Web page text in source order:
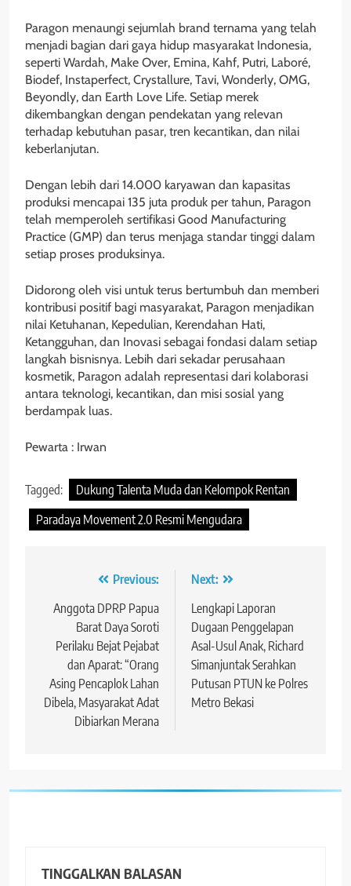
Paragon menaungi sejumlah brand ternama yang telah
menjadi bagian dari gaya hidup masyarakat Indonesia,
seperti Wardah, Make Over, Emina, Kahf, Putri, Laboré,
Biodef, Instaperfect, Crystallure, Tavi, Wonderly, OMG,
Beyondly, dan Earth Love Life. Setiap merek
dikembangkan dengan pendekatan yang relevan
terhadap kebutuhan pasar, tren kecantikan, dan nilai
keberlanjutan.
Dengan lebih dari 14.000 karyawan dan kapasitas
produksi mencapai 135 juta produk per tahun, Paragon
telah memperoleh sertifikasi Good Manufacturing
Practice (GMP) dan terus menjaga standar tinggi dalam
setiap proses produksinya.
Didorong oleh visi untuk terus bertumbuh dan memberi
kontribusi positif bagi masyarakat, Paragon menjadikan
nilai Ketuhanan, Kepedulian, Kerendahan Hati,
Ketangguhan, dan Inovasi sebagai fondasi dalam setiap
langkah bisnisnya. Lebih dari sekadar perusahaan
kosmetik, Paragon adalah representasi dari kolaborasi
antara teknologi, kecantikan, dan misi sosial yang
berdampak luas.
Pewarta : Irwan
Tagged:
Dukung Talenta Muda dan Kelompok Rentan
Paradaya Movement 2.0 Resmi Mengudara
Navigasi
pos
Previous:
Anggota DPRP Papua
Barat Daya Soroti
Perilaku Bejat Pejabat
dan Aparat: “Orang
Asing Pencaplok Lahan
Dibela, Masyarakat Adat
Dibiarkan Merana
Next:
Lengkapi Laporan
Dugaan Penggelapan
Asal-Usul Anak, Richard
Simanjuntak Serahkan
Putusan PTUN ke Polres
Metro Bekasi
TINGGALKAN BALASAN